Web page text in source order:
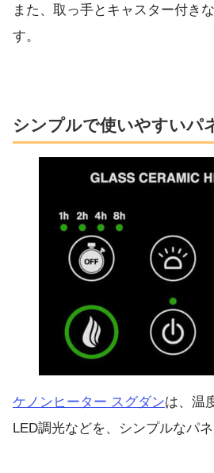
また、取っ手とキャスター付き
す。
シンプルで使いやすいパ
ケノンヒーター スグダンは、温
LED調光などを、シンプルなパ